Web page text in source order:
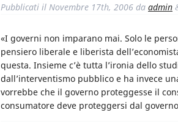
Pubblicati il Novembre 17th, 2006 da admin
«I governi non imparano mai. Solo le
pensiero liberale e liberista
questa. Insieme c’è tutta l’ironia dello
dall’interventismo pubblico e ha invece
vorrebbe che il governo proteggesse il
consumatore deve proteggersi dal